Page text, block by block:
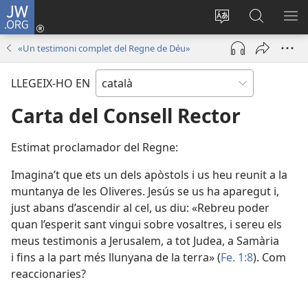
JW.ORG
Canvia
d’idioma
Inicia
sessió
(obre
finestra
Cerca
jw.org
«Un testimoni complet del Regne de Déu»
LLEGEIX-HO EN
Carta del Consell Rector
Estimat proclamador del Regne:
Imagina’t que ets un dels apòstols i us heu reunit a la
muntanya de les Oliveres. Jesús se us ha aparegut i,
just abans d’ascendir al cel, us diu: «Rebreu poder
quan l’esperit sant vingui sobre vosaltres, i sereu els
meus testimonis a Jerusalem, a tot Judea, a Samària
i fins a la part més llunyana de la terra» (Fe. 1:8). Com
reaccionaries?